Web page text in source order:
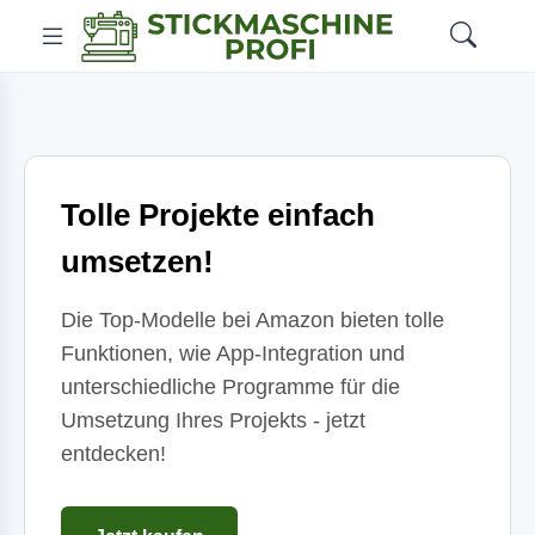
Tolle Projekte einfach
umsetzen!
Die Top-Modelle bei Amazon bieten tolle
Funktionen, wie App-Integration und
unterschiedliche Programme für die
Umsetzung Ihres Projekts - jetzt
entdecken!